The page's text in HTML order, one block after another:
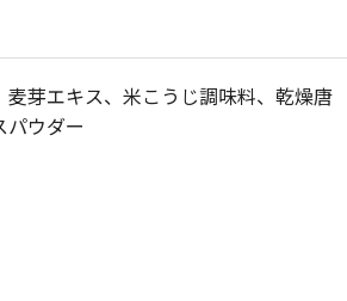
芽エキス、米こうじ調味料、乾燥唐
パウダー